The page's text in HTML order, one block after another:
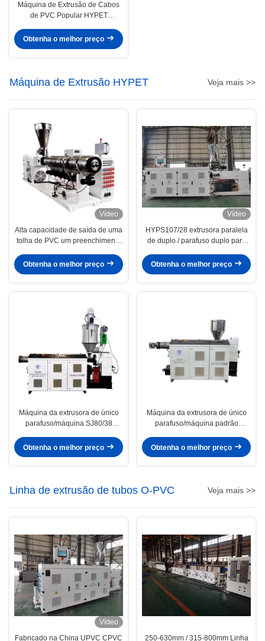
Máquina de Extrusão de Cabos
de PVC Popular HYPET
Perfuração e Máquina de
Obtenha o melhor preço
Máquina de Extrusão HYPET Veja mais >>
Vídeo
Alta capacidade de saída de uma
tolha de PVC um preenchimento
duplo duplo parafuso extrusora
de plástico PS110/28
Obtenha o melhor preço
Vídeo
HYPS107/28 extrusora paralela
de duplo / parafuso duplo para
transparentes de PVC macio com
boa qualidade
Obtenha o melhor preço
Máquina da extrusora de único
parafuso/máquina SJ80/38
Obtenha o melhor preço
Máquina da extrusora de único
parafuso/máquina padrão
parafuso
Obtenha o melhor preço
Linha de extrusão de tubos O-PVC Veja mais >>
Vídeo
Fabricado na China UPVC CPVC
250-630mm / 315-800mm Linha